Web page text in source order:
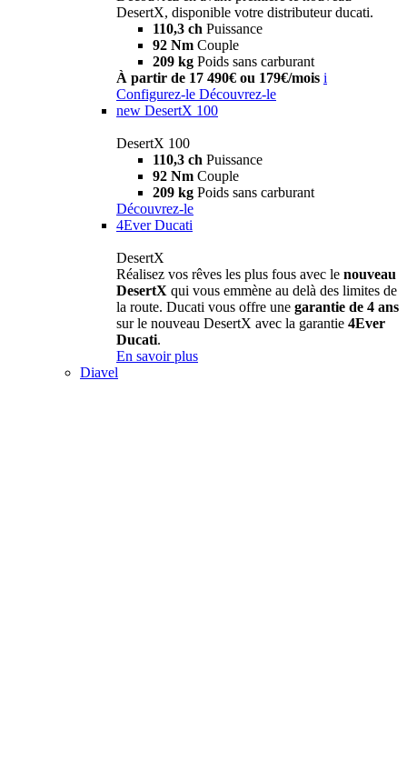
DesertX, disponible votre distributeur ducati.
110,3 ch Puissance
92 Nm Couple
209 kg Poids sans carburant
À partir de 17 490€ ou 179€/mois i
Configurez-le Découvrez-le
new DesertX 100
DesertX 100
110,3 ch Puissance
92 Nm Couple
209 kg Poids sans carburant
Découvrez-le
4Ever Ducati
DesertX
Réalisez vos rêves les plus fous avec le nouveau
DesertX qui vous emmène au delà des limites de
la route. Ducati vous offre une garantie de 4 ans
sur le nouveau DesertX avec la garantie 4Ever
Ducati.
En savoir plus
Diavel